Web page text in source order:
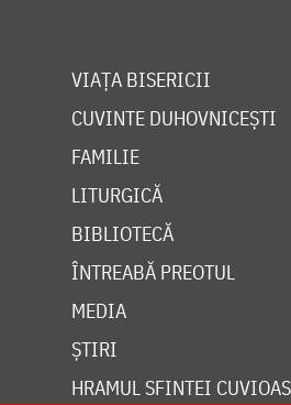
VIAȚA BISERICII
CUVINTE DUHOVNICEȘTI
FAMILIE
LITURGICĂ
BIBLIOTECĂ
ÎNTREABĂ PREOTUL
MEDIA
ȘTIRI
HRAMUL SFINTEI